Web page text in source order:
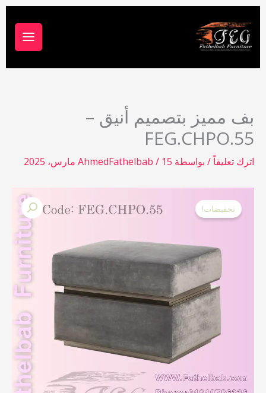
المحتوى
بف مميز بتصميم أنيق –
FEG.CHPO.55
اترك تعليقاً/ بواسطة AhmedFathelbab / 15 مارس، 2025
تخفيضات!
الأصلي
9,500.00 EGP.
الحالي
7,350.00 EGP.
FEG.CHPO.55